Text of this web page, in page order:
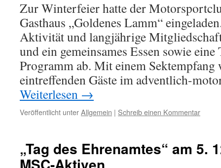
Zur Winterfeier hatte der
Gasthaus „Goldenes Lamm“
Aktivität und langjährige
und ein gemeinsames Essen sowie
Programm ab. Mit einem Sektempfang
eintreffenden Gäste im adventlich-
Weiterlesen →
Veröffentlicht unterAllgemein | Schreib einen Kommentar
„Tag des Ehrenamtes“ am 5.